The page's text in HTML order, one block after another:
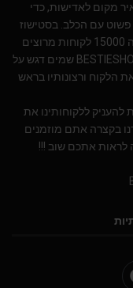
מקום לאדישות, כדי
פשוט עם הכלב. בסטישוז
התחילה בייבוא של נעליים לפני 6 שנים וצברה 15000 לקוחות מרוצים
חוזרים אשר הפכו כבר לבני בית.אנחנו צוות BESTIESHOES שמים דגש על
הלקוח ורצונותיו בראש
ללקוחותינו את
בקצרה אתם מוזמנים
לראות אתכם שוב !!!